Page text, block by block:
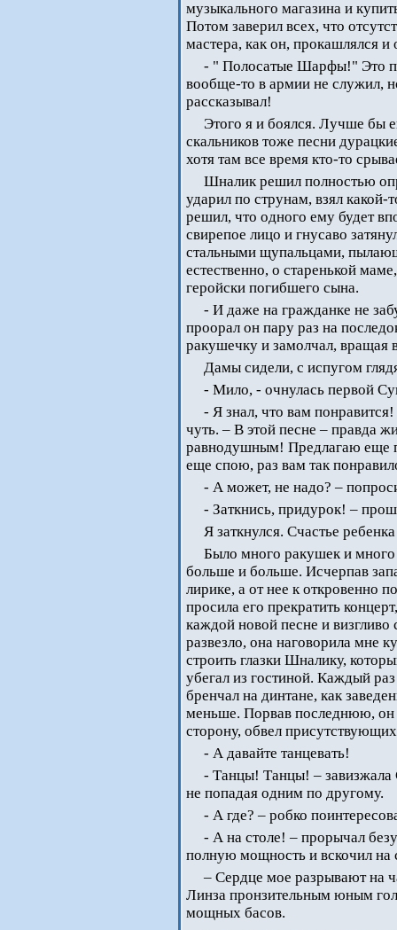
музыкального магазина и
Потом заверил всех, что
мастера, как он, прокашлялся и
- " Полосатые Шарфы!" Это
вообще-то в армии не служил,
рассказывал!
Этого я и боялся. Лучше бы
скальников тоже песни
хотя там все время кто-то
Шналик решил полностью
ударил по струнам, взял
решил, что одного ему будет
свирепое лицо и гнусаво
стальными щупальцами,
естественно, о старенькой
геройски погибшего сына.
- И даже на гражданке не
проорал он пару раз на
ракушечку и замолчал,
Дамы сидели, с испугом
- Мило, - очнулась первой
- Я знал, что вам
чуть. – В этой песне – правда
равнодушным! Предлагаю еще
еще спою, раз вам так
- А может, не надо? –
- Заткнись, придурок! –
Я заткнулся. Счастье
Было много ракушек и
больше и больше. Исчерпав
лирике, а от нее к откровенно
просила его прекратить
каждой новой песне и
развезло, она наговорила мне
строить глазки Шналику,
убегал из гостиной. Каждый
бренчал на динтане, как
меньше. Порвав последнюю, он
сторону, обвел
- А давайте танцевать!
- Танцы! Танцы! – завизжала
не попадая одним по другому.
- А где? – робко
- А на столе! – прорычал
полную мощность и вскочил на
– Сердце мое разрывают на
Линза пронзительным юным
мощных басов.